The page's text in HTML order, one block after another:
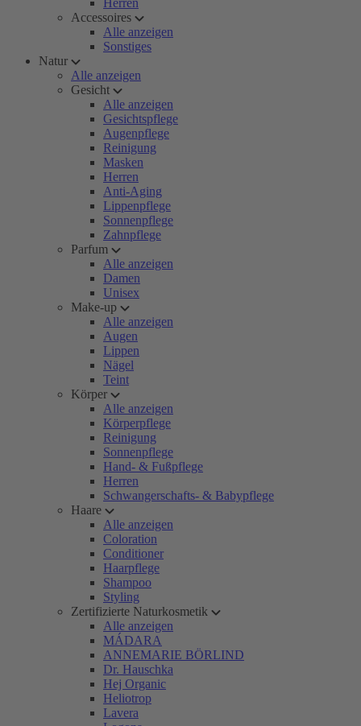
Herren
Accessoires
Alle anzeigen
Sonstiges
Natur
Alle anzeigen
Gesicht
Alle anzeigen
Gesichtspflege
Augenpflege
Reinigung
Masken
Herren
Anti-Aging
Lippenpflege
Sonnenpflege
Zahnpflege
Parfum
Alle anzeigen
Damen
Unisex
Make-up
Alle anzeigen
Augen
Lippen
Nägel
Teint
Körper
Alle anzeigen
Körperpflege
Reinigung
Sonnenpflege
Hand- & Fußpflege
Herren
Schwangerschafts- & Babypflege
Haare
Alle anzeigen
Coloration
Conditioner
Haarpflege
Shampoo
Styling
Zertifizierte Naturkosmetik
Alle anzeigen
MÁDARA
ANNEMARIE BÖRLIND
Dr. Hauschka
Hej Organic
Heliotrop
Lavera